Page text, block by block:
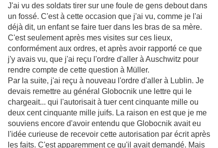
J'ai vu des soldats tirer sur une foule de gens debout dans
un fossé. C'est à cette occasion que j'ai vu, comme je l'ai
déjà dit, un enfant se faire tuer dans les bras de sa mère.
C'est seulement après mes visites sur ces lieux,
conformément aux ordres, et après avoir rapporté ce que
j'y avais vu, que j'ai reçu l'ordre d'aller à Auschwitz pour
rendre compte de cette question à Müller.
Par la suite, j'ai reçu à nouveau l'ordre d'aller à Lublin. Je
devais remettre au général Globocnik une lettre qui le
chargeait... qui l'autorisait à tuer cent cinquante mille ou
deux cent cinquante mille juifs. La raison en est que je me
souviens encore d'avoir entendu que Globocnik avait eu
l'idée curieuse de recevoir cette autorisation par écrit après
les faits. C'est apparemment ce qu'il avait demandé. Mais